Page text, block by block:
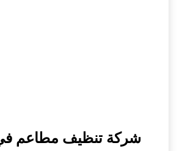
شركة تنظيف مطاعم